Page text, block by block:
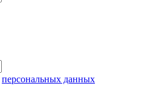
персональных данных